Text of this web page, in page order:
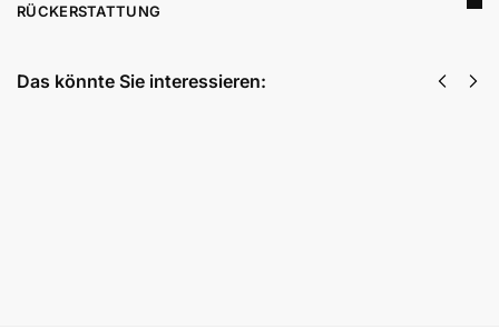
RÜCKERSTATTUNG
Das könnte Sie interessieren: